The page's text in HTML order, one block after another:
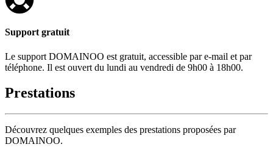
Support gratuit
Le support DOMAINOO est gratuit, accessible par e-mail et par
téléphone. Il est ouvert du lundi au vendredi de 9h00 à 18h00.
Prestations
Découvrez quelques exemples des prestations proposées par
DOMAINOO.